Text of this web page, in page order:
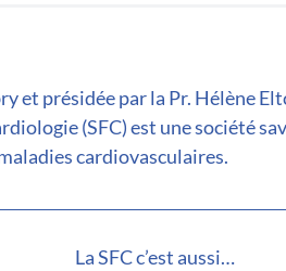
et présidée par la Pr. Hélène
(SFC) est une société
cardiovasculaires.
La SFC c’est aussi…